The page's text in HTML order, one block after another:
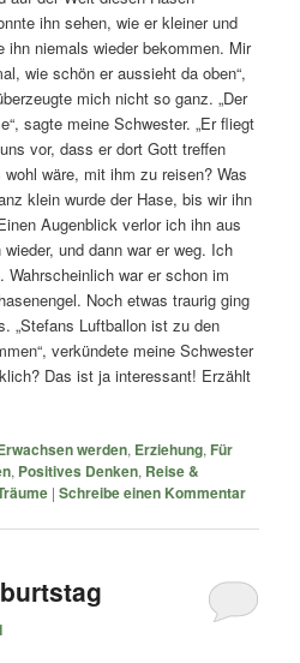
ihn sehen, wie er kleiner und
ihn niemals wieder bekommen. Mir
wie schön er aussieht da oben“,
mich nicht so ganz. „Der
sagte meine Schwester. „Er fliegt
vor, dass er dort Gott treffen
wäre, mit ihm zu reisen? Was
klein wurde der Hase, bis wir ihn
Augenblick verlor ich ihn aus
und dann war er weg. Ich
war er schon im
Noch etwas traurig ging
„Stefans Luftballon ist zu den
verkündete meine Schwester
Das ist ja interessant! Erzählt
werden, Erziehung, Für
, Positives Denken, Reise &
|Schreibe einen Kommentar